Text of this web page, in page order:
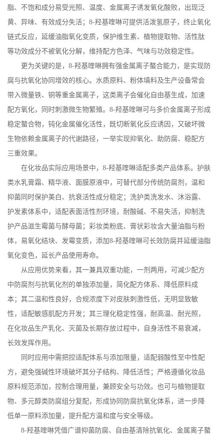
脂、不饱和成分易受光照、温度、金属离子诱发氧化酸败，出现泛
黄、异味、有效成分失活； 8-羟基喹啉可提供活泼氢原子，终止氧化
链式反应，延缓油脂氧化变质，保护维生素、植物提取物、活性肽
等功效成分不被氧化分解，维持配方色泽、气味与功效稳定性。
更为关键的是， 8-羟基喹啉拥有强金属离子螯合能力，是实现防
腐与抗氧化协同增效的核心。水质原料、粉体填料及生产设备常会
带入微量铁、铜等重金属离子，这类离子会催化自由基生成，加速
配方氧化，同时刺激微生物繁殖。 8-羟基喹啉可与多价金属离子形成
稳定螯合物，钝化金属催化活性，既切断氧化反应诱因，又破坏微
生物依赖金属离子的代谢路径，一举实现抑氧化、助防腐、稳配方
三重效果。
在化妆品实际应用场景中， 8-羟基喹啉适配多类产品体系。护肤
类水乳膏霜、精华液、面膜原液中，可替代部分传统防腐剂，温和
抑菌同时保护美白、抗衰活性成分稳定；洗护类洗发水、沐浴露、
护发素体系中，适配表面活性剂环境，耐酸碱、不易失活，抑制洗
护产品滋生霉菌与酵母菌；彩妆类粉底、膏状彩妆含大量油脂与粉
体，易氧化结块、发霉变质，添加8-羟基喹啉可长效防腐并延缓油脂
氧化变色，延长产品使用寿命。
从应用优势来看，其一兼具双重功能，一剂两用，可减少配方
中防腐剂与抗氧化剂的单独添加量，简化配方体系、降低原料成
本；其二温和性良好，合规浓度下对皮肤刺激性低，无明显致敏
性，适配敏感肌配方开发；其三理化稳定性强，耐高温、耐光照，
在化妆品生产乳化、灭菌及长期存放过程中，自身活性不易衰减，
长效发挥作用。
同时应用中需把控适配体系与添加限量，适配弱酸性至中性配
方，避免强碱性环境破坏其分子结构、降低活性；严格遵循化妆品
原料规范添加，控制合理用量，兼顾安全与功效。也可与植物提取
物、多元醇类防腐组分复配，形成协同防腐抗氧化体系，进一步降
低单一原料添加量，提升配方温和度与安全等级。
8-羟基喹啉凭借广谱抑菌防腐、自由基清除抗氧化、金属离子螯